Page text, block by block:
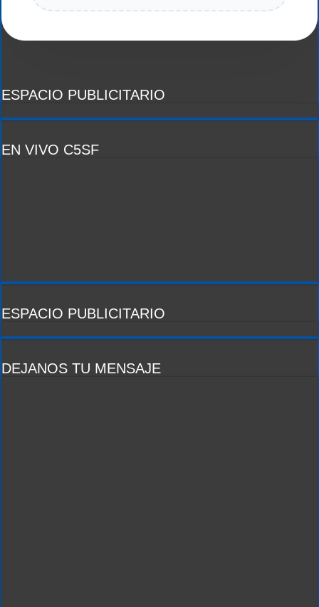
ESPACIO PUBLICITARIO
EN VIVO C5SF
ESPACIO PUBLICITARIO
DEJANOS TU MENSAJE